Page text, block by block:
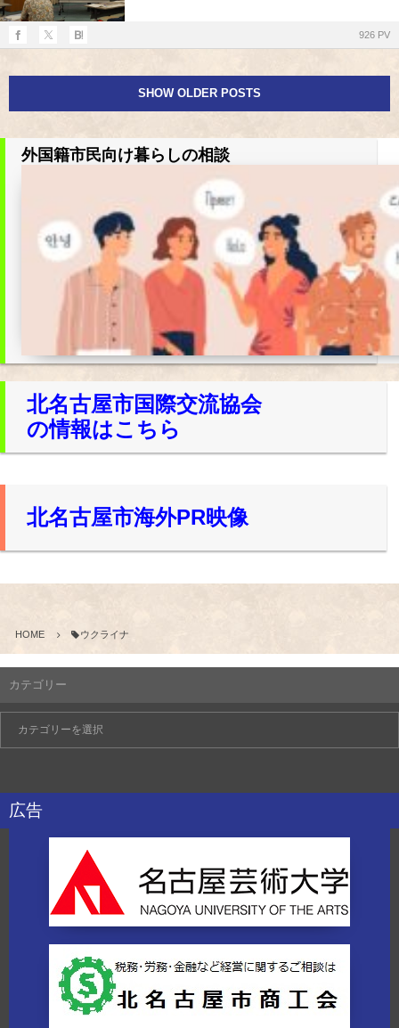
926 PV
SHOW OLDER POSTS
外国籍市民向け暮らしの相談
北名古屋市国際交流協会
の情報はこちら
北名古屋市海外PR映像
HOME ウクライナ
カテゴリー
広告